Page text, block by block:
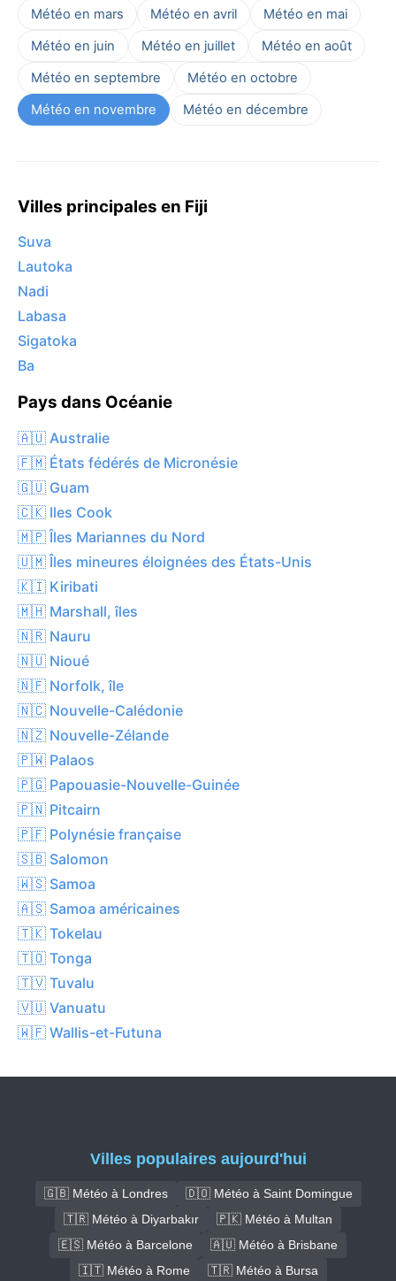
Météo en mars Météo en avril
Météo en mai
Météo en juin
Météo en juillet
Météo en août
Météo en septembre
Météo en octobre
Météo en novembre
Météo en décembre
Villes principales en Fiji
Suva
Lautoka
Nadi
Labasa
Sigatoka
Ba
Pays dans Océanie
🇦🇺 Australie
🇫🇲 États fédérés de Micronésie
🇬🇺 Guam
🇨🇰 Iles Cook
🇲🇵 Îles Mariannes du Nord
🇺🇲 Îles mineures éloignées des États-Unis
🇰🇮 Kiribati
🇲🇭 Marshall, îles
🇳🇷 Nauru
🇳🇺 Nioué
🇳🇫 Norfolk, île
🇳🇨 Nouvelle-Calédonie
🇳🇿 Nouvelle-Zélande
🇵🇼 Palaos
🇵🇬 Papouasie-Nouvelle-Guinée
🇵🇳 Pitcairn
🇵🇫 Polynésie française
🇸🇧 Salomon
🇼🇸 Samoa
🇦🇸 Samoa américaines
🇹🇰 Tokelau
🇹🇴 Tonga
🇹🇻 Tuvalu
🇻🇺 Vanuatu
🇼🇫 Wallis-et-Futuna
Villes populaires aujourd'hui
🇬🇧 Météo à Londres
🇩🇴 Météo à Saint Domingue
🇹🇷 Météo à Diyarbakır
🇵🇰 Météo à Multan
🇪🇸 Météo à Barcelone
🇦🇺 Météo à Brisbane
🇮🇹 Météo à Rome
🇹🇷 Météo à Bursa